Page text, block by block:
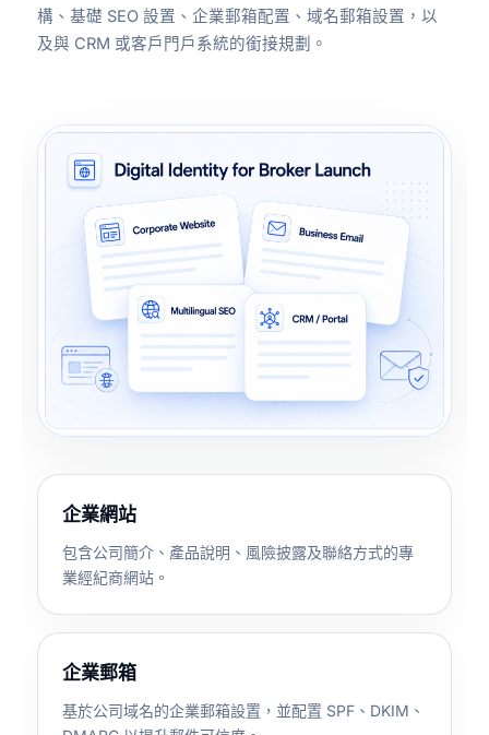
構、基礎 SEO 設置、企業郵箱配置、域名郵箱設置，以
及與 CRM 或客戶門戶系統的銜接規劃。
企業網站
包含公司簡介、產品說明、風險披露及聯絡方式的專
業經紀商網站。
企業郵箱
基於公司域名的企業郵箱設置，並配置 SPF、DKIM、